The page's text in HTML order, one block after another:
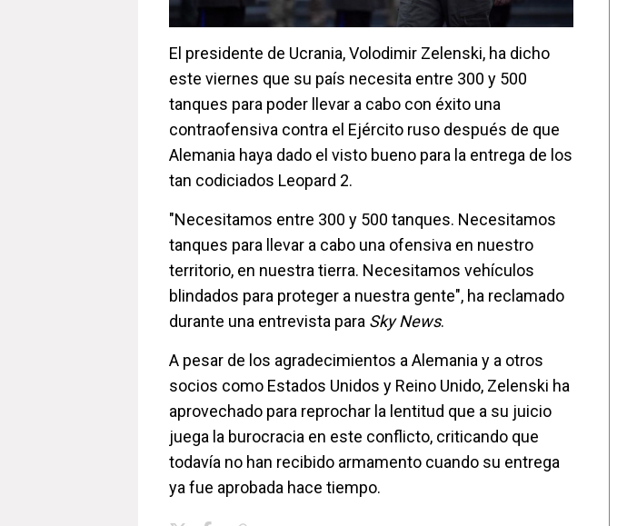
El presidente de Ucrania, Volodimir Zelenski, ha dicho
este viernes que su país necesita entre 300 y 500
tanques para poder llevar a cabo con éxito una
contraofensiva contra el Ejército ruso después de que
Alemania haya dado el visto bueno para la entrega de los
tan codiciados Leopard 2.
"Necesitamos entre 300 y 500 tanques. Necesitamos
tanques para llevar a cabo una ofensiva en nuestro
territorio, en nuestra tierra. Necesitamos vehículos
blindados para proteger a nuestra gente", ha reclamado
durante una entrevista para Sky News.
A pesar de los agradecimientos a Alemania y a otros
socios como Estados Unidos y Reino Unido, Zelenski ha
aprovechado para reprochar la lentitud que a su juicio
juega la burocracia en este conflicto, criticando que
todavía no han recibido armamento cuando su entrega
ya fue aprobada hace tiempo.